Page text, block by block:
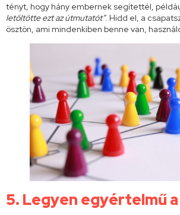
tényt, hogy hány embernek segítettél,
letöltötte ezt az útmutatót”. Hidd el, a
ösztön, ami mindenkiben benne van,
5. Legyen egyértelmű a